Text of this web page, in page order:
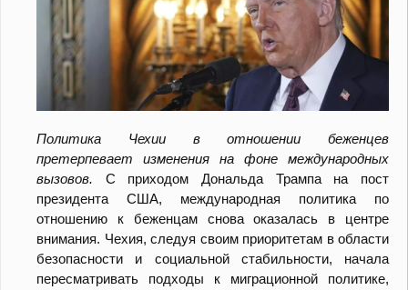
Политика Чехии в отношении беженцев
претерпевает изменения на фоне международных
вызовов. С приходом Дональда Трампа на пост
президента США, международная политика по
отношению к беженцам снова оказалась в центре
внимания. Чехия, следуя своим приоритетам в области
безопасности и социальной стабильности, начала
пересматривать подходы к миграционной политике,